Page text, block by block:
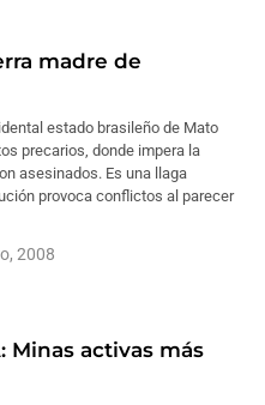
madre de
estado brasileño de Mato
precarios, donde impera la
asesinados. Es una llaga
provoca conflictos al parecer
2008
Minas activas más